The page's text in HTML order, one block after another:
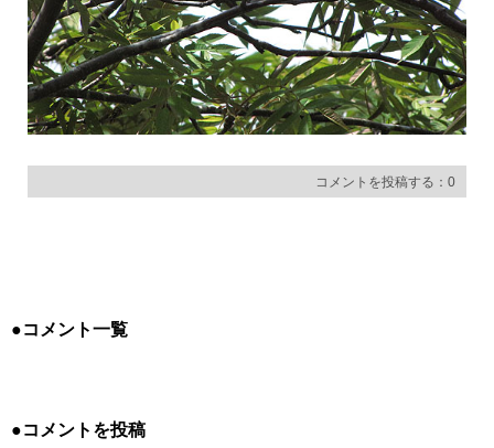
コメントを投稿する：0
●コメント一覧
●コメントを投稿